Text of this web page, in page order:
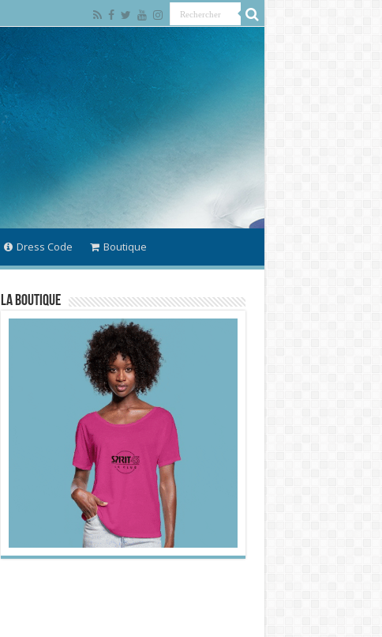
Dress Code Boutique
La Boutique